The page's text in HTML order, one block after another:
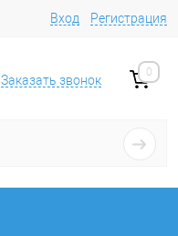
Вход Регистрация
Заказать звонок
0